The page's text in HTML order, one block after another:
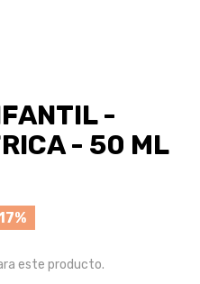
-
- 50 ML
este producto.